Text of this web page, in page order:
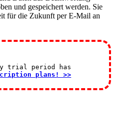
und gespeichert werden. Sie
für die Zukunft per E-Mail an
trial period has
plans! >>